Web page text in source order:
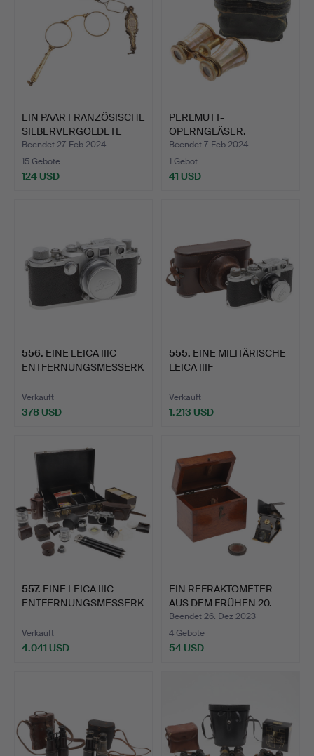
EIN PAAR FRANZÖSISCHE
SILBERVERGOLDETE
LOR…
Beendet 27. Feb 2024
15 Gebote
124 USD
PERLMUTT-
OPERNGLÄSER.
Beendet 7. Feb 2024
1 Gebot
41 USD
556. EINE LEICA IIIC
ENTFERNUNGSMESSERK
Verkauft
378 USD
555. EINE MILITÄRISCHE
LEICA IIIF
Verkauft
1.213 USD
557. EINE LEICA IIIC
ENTFERNUNGSMESSERK
Verkauft
4.041 USD
EIN REFRAKTOMETER
AUS DEM FRÜHEN 20.
JAHRH…
Beendet 26. Dez 2023
4 Gebote
54 USD